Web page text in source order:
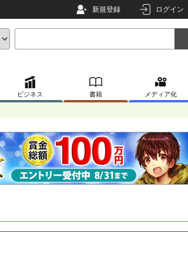
新規登録 ログイン
ビジネス 書籍 メディア化